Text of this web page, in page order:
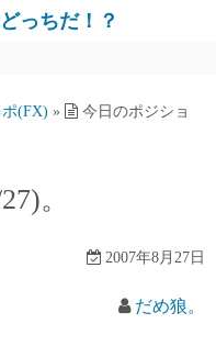
っちだ！？
(FX) »
今日のポジショ
。
2007年8月27日
だめ狼。